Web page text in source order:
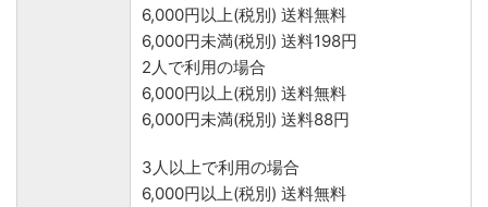
6,000円以上(税別) 送料無料
6,000円未満(税別) 送料198円
2人で利用の場合
6,000円以上(税別) 送料無料
6,000円未満(税別) 送料88円
3人以上で利用の場合
6,000円以上(税別) 送料無料